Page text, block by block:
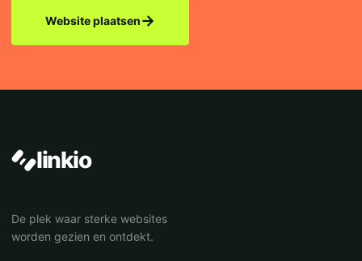
Website plaatsen→
linkio
De plek waar sterke websites
worden gezien en ontdekt.